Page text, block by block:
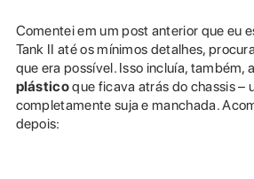
Comentei em um post anterior que eu
Tank II até os mínimos detalhes,
que era possível. Isso incluía, também,
plásticoque ficava atrás do chassis –
completamente suja e manchada.
depois: